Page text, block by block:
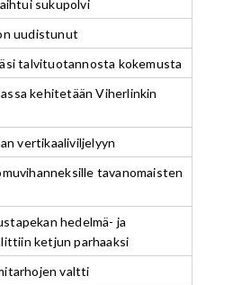
sukupolvi
uudistunut
talvituotannosta kokemusta
kehitetään Viherlinkin
vertikaaliviljelyyn
tavanomaisten
hedelmä- ja
ketjun parhaaksi
valtti